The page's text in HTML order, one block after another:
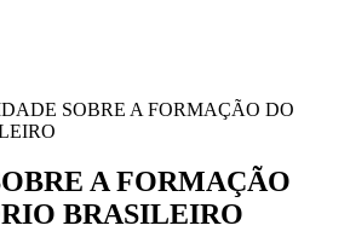
SOBRE A FORMAÇÃO DO
A FORMAÇÃO
BRASILEIRO